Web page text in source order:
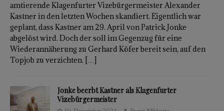
amtierende Klagenfurter Vizebürgermeister Alexander
Kastner in den letzten Wochen skandiert. Eigentlich war
geplant, dass Kastner am 29. April von Patrick Jonke
abgelöst wird. Doch der soll im Gegenzug für eine
Wiederannäherung zu Gerhard Köfer bereit sein, auf den
Topjob zu verzichten. […]
Jonke beerbt Kastner als Klagenfurter
Vizebürgermeister